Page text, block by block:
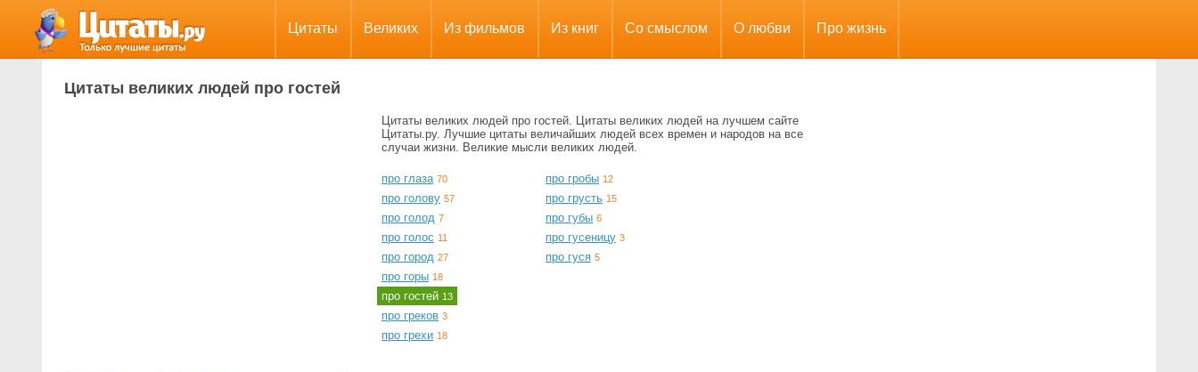
Цитаты Великих Из фильмов Из книг Со смыслом О любви Про жизнь
Цитаты великих людей про гостей
Цитаты великих людей про гостей. Цитаты великих людей на лучшем сайте
Цитаты.ру. Лучшие цитаты величайших людей всех времен и народов на все
случаи жизни. Великие мысли великих людей.
про глаза 70
про голову 57
про голод 7
про голос 11
про город 27
про горы 18
про гостей 13
про греков 3
про грехи 18
про гробы 12
про грусть 15
про губы 6
про гусеницу 3
про гуся 5